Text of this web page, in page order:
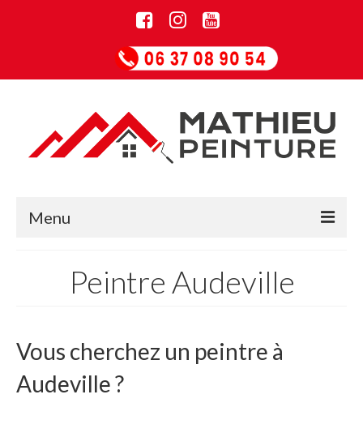
Menu
Informations
Guide Papiers peints
Guide Peintures
Peintre Audeville
Vous cherchez un peintre à
Audeville ?